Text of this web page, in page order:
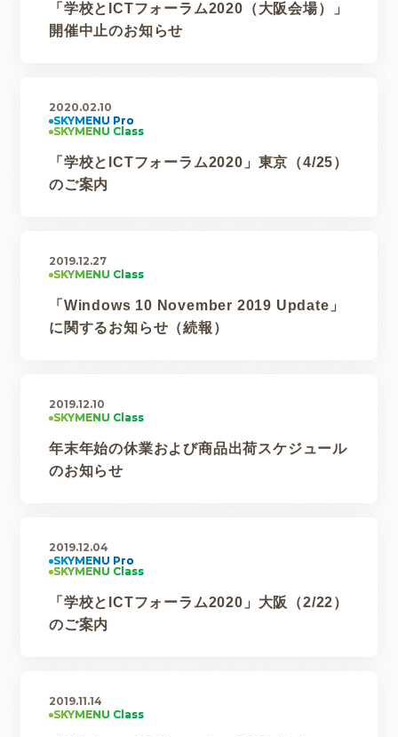
「学校とICTフォーラム2020（大阪会場）」
開催中止のお知らせ
2020.02.10
「学校とICTフォーラム2020」東京（4/25）
のご案内
2019.12.27
「Windows 10 November 2019 Update」
に関するお知らせ（続報）
2019.12.10
年末年始の休業および商品出荷スケジュール
のお知らせ
2019.12.04
「学校とICTフォーラム2020」大阪（2/22）
のご案内
2019.11.14